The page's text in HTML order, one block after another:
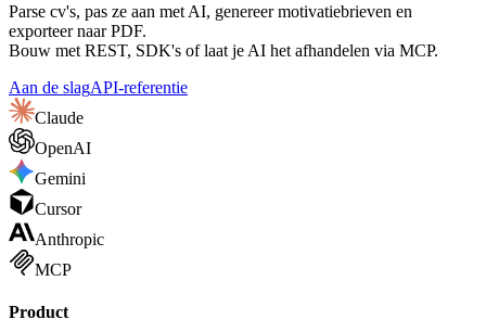
Parse cv's, pas ze aan met AI, genereer motivatiebrieven en
exporteer naar PDF.
Bouw met REST, SDK's of laat je AI het afhandelen via MCP.
Aan de slagAPI-referentie
Claude
OpenAI
Gemini
Cursor
Anthropic
MCP
Product